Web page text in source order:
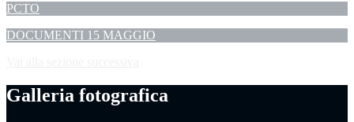
PCTO
DOCUMENTI 15 MAGGIO
Galleria fotografica